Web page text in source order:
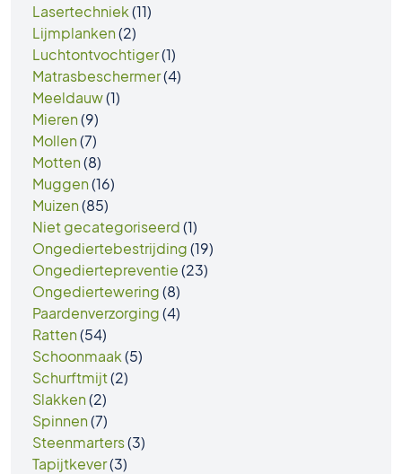
Lasertechniek(11)
Lijmplanken(2)
Luchtontvochtiger(1)
Matrasbeschermer(4)
Meeldauw(1)
Mieren(9)
Mollen(7)
Motten(8)
Muggen(16)
Muizen(85)
Niet gecategoriseerd(1)
Ongediertebestrijding(19)
Ongediertepreventie(23)
Ongediertewering(8)
Paardenverzorging(4)
Ratten(54)
Schoonmaak(5)
Schurftmijt(2)
Slakken(2)
Spinnen(7)
Steenmarters(3)
Tapijtkever(3)